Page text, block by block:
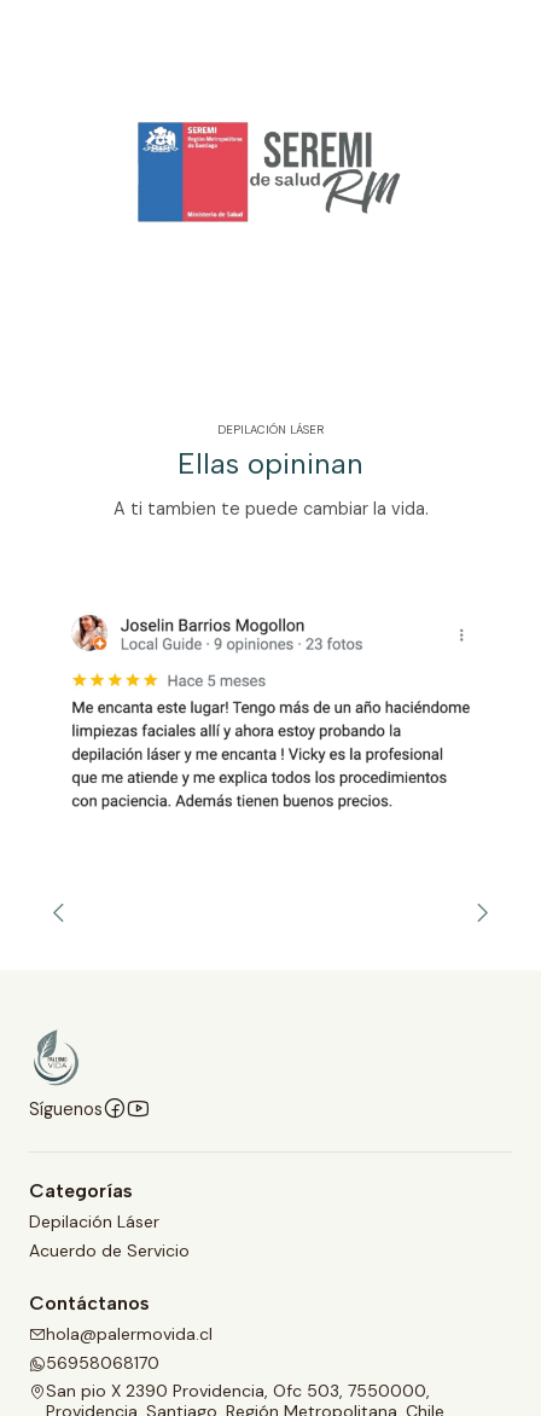
DEPILACIÓN LÁSER
Ellas opininan
A ti tambien te puede cambiar la vida.
Síguenos
Categorías
Depilación Láser
Acuerdo de Servicio
Contáctanos
hola@palermovida.cl
56958068170
San pio X 2390 Providencia, Ofc 503, 7550000,
Providencia, Santiago, Región Metropolitana, Chile